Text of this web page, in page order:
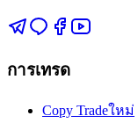
การเทรด
Copy Tradeใหม่